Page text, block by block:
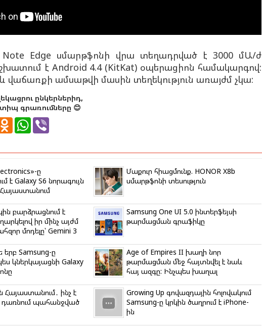
Note Edge սմարթֆոնի վրա տեղադրված է 3000 մԱ/ժ
է Android 4.4 (KitKat) օպերացիոն համակարգով:
վաճառքի ամսաթվի մասին տեղեկություն առայժմ չկա:
ընկերներիդ,
գրառումները 😊
O
k
a
s
s
n
i
k
i
W
s
p
p
r
ը
է Galaxy S6 նորագույն
Մաքուր հիացմունք. HONOR X8b
սմարթֆոնի տեսություն
բարձրացնում է
իր մինչ այժմ
մոդելը՝ Gemini 3
Samsung One UI 5.0 ինտերֆեյսի
թարմացման գրաֆիկը
երբ Samsung-ը
կներկայացնի Galaxy
Age of Empires II խաղի նոր
թարմացման մեջ հայտնվել է նաև
հայ ազգը: Ինչպես խաղալ
Հայաստանում․ ինչ է
դառնում պահանջված
Growing Up գովազդային հոլովակում
Samsung-ը կրկին ծաղրում է iPhone-
ին